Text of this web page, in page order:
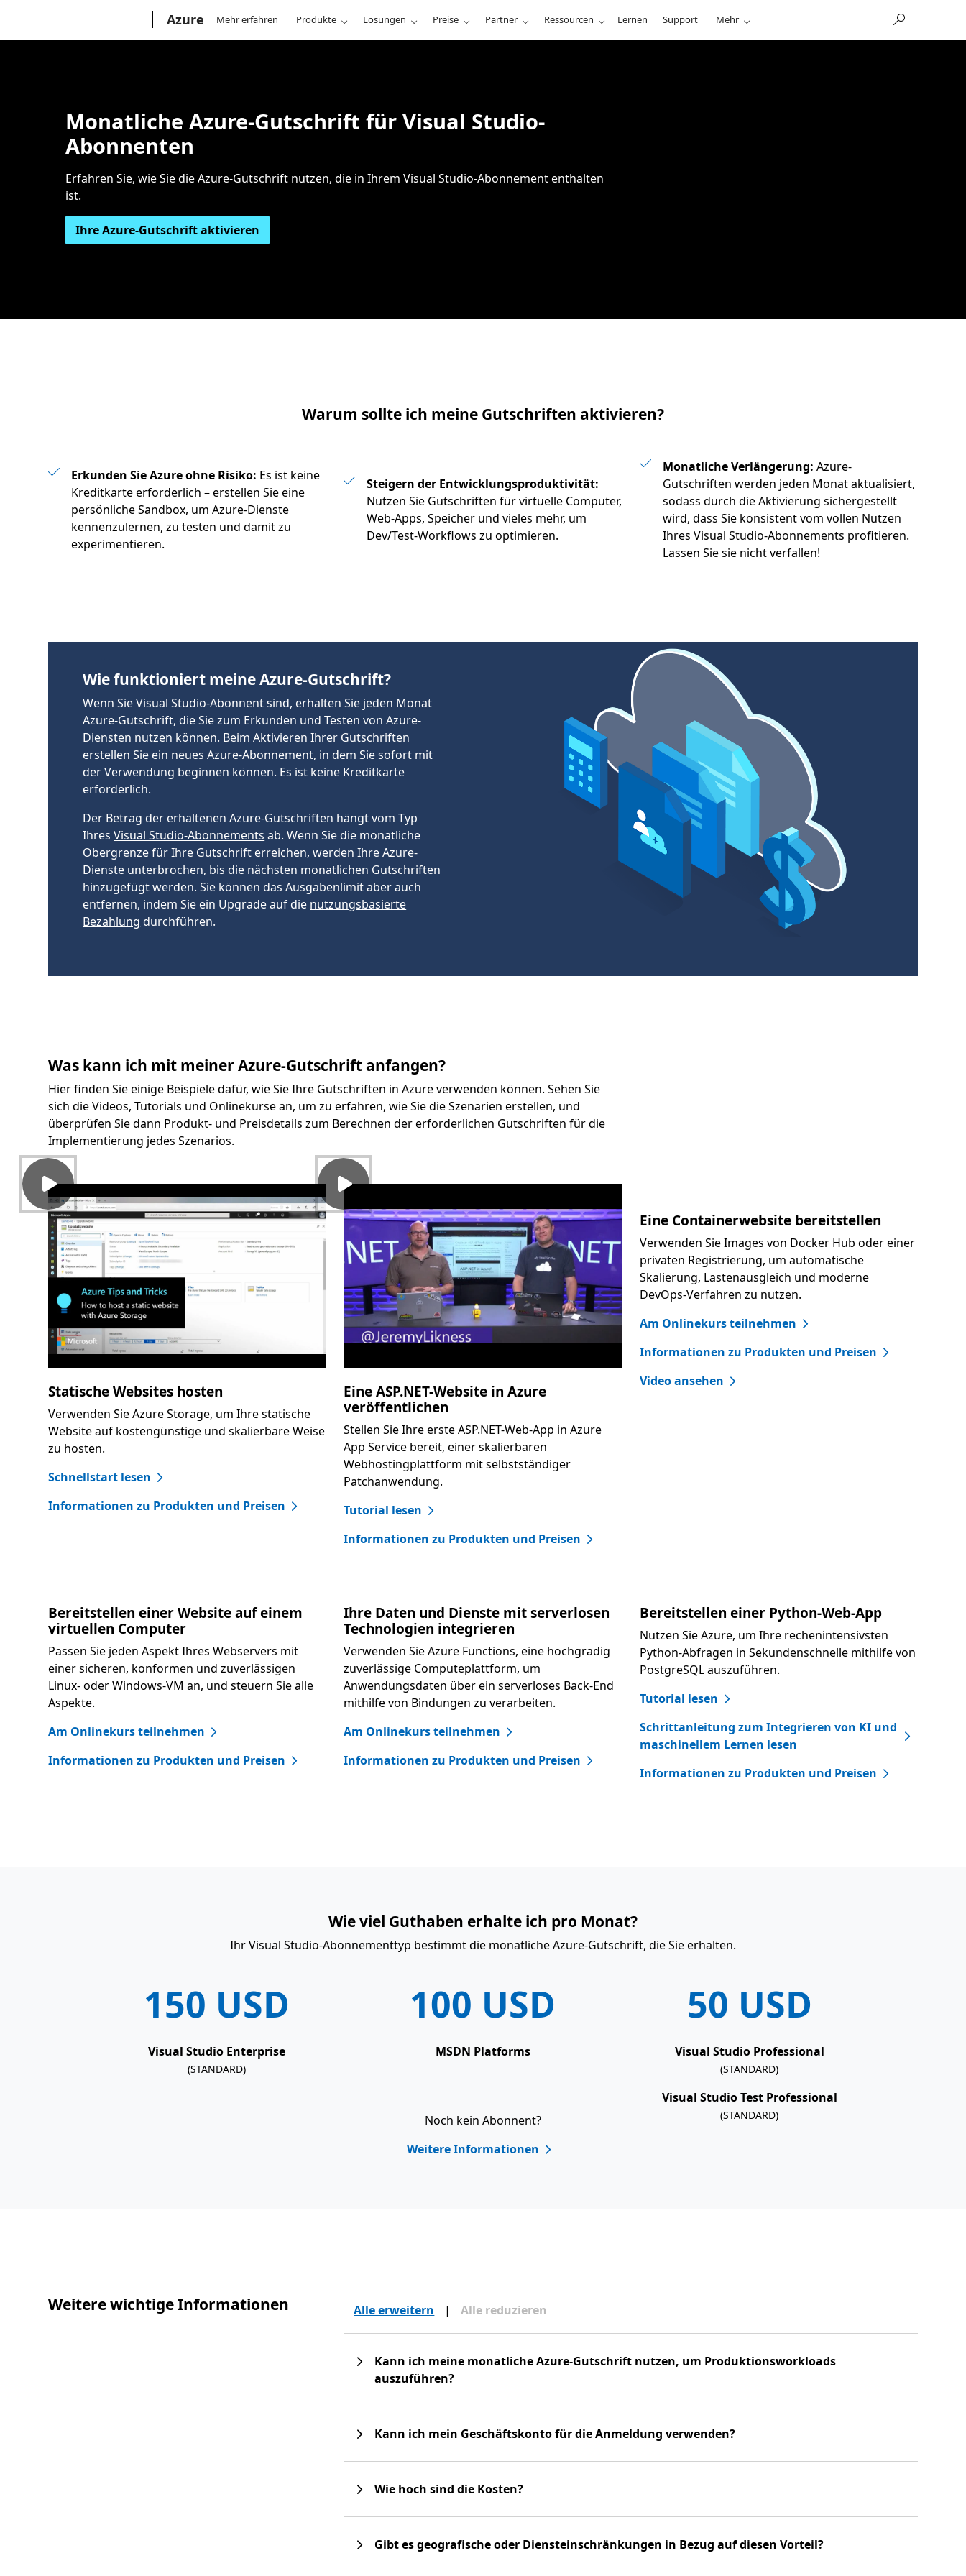
Azure Mehr erfahren Produkte Lösungen Preise Partner Ressourcen Lernen Support Mehr
Monatliche Azure-Gutschrift für Visual Studio-
Abonnenten
Erfahren Sie, wie Sie die Azure-Gutschrift nutzen, die in Ihrem Visual Studio-Abonnement enthalten
ist.
Ihre Azure-Gutschrift aktivieren
Warum sollte ich meine Gutschriften aktivieren?
Erkunden Sie Azure ohne Risiko: Es ist keine
Kreditkarte erforderlich – erstellen Sie eine
persönliche Sandbox, um Azure-Dienste
kennenzulernen, zu testen und damit zu
experimentieren.
Steigern der Entwicklungsproduktivität:
Nutzen Sie Gutschriften für virtuelle Computer,
Web-Apps, Speicher und vieles mehr, um
Dev/Test-Workflows zu optimieren.
Monatliche Verlängerung: Azure-
Gutschriften werden jeden Monat aktualisiert,
sodass durch die Aktivierung sichergestellt
wird, dass Sie konsistent vom vollen Nutzen
Ihres Visual Studio-Abonnements profitieren.
Lassen Sie sie nicht verfallen!
Wie funktioniert meine Azure-Gutschrift?
Wenn Sie Visual Studio-Abonnent sind, erhalten Sie jeden Monat
Azure-Gutschrift, die Sie zum Erkunden und Testen von Azure-
Diensten nutzen können. Beim Aktivieren Ihrer Gutschriften
erstellen Sie ein neues Azure-Abonnement, in dem Sie sofort mit
der Verwendung beginnen können. Es ist keine Kreditkarte
erforderlich.
Der Betrag der erhaltenen Azure-Gutschriften hängt vom Typ
IhresVisual Studio-Abonnements ab. Wenn Sie die monatliche
Obergrenze für Ihre Gutschrift erreichen, werden Ihre Azure-
Dienste unterbrochen, bis die nächsten monatlichen Gutschriften
hinzugefügt werden. Sie können das Ausgabenlimit aber auch
entfernen, indem Sie ein Upgrade auf die nutzungsbasierte
Bezahlung durchführen.
Was kann ich mit meiner Azure-Gutschrift anfangen?
Hier finden Sie einige Beispiele dafür, wie Sie Ihre Gutschriften in Azure verwenden können. Sehen Sie
sich die Videos, Tutorials und Onlinekurse an, um zu erfahren, wie Sie die Szenarien erstellen, und
überprüfen Sie dann Produkt- und Preisdetails zum Berechnen der erforderlichen Gutschriften für die
Implementierung jedes Szenarios.
Statische Websites hosten
Verwenden Sie Azure Storage, um Ihre statische
Website auf kostengünstige und skalierbare Weise
zu hosten.
Schnellstart lesen
Informationen zu Produkten und Preisen
Eine ASP.NET-Website in Azure
veröffentlichen
Stellen Sie Ihre erste ASP.NET-Web-App in Azure
App Service bereit, einer skalierbaren
Webhostingplattform mit selbstständiger
Patchanwendung.
Tutorial lesen
Informationen zu Produkten und Preisen
Eine Containerwebsite bereitstellen
Verwenden Sie Images von Docker Hub oder einer
privaten Registrierung, um automatische
Skalierung, Lastenausgleich und moderne
DevOps-Verfahren zu nutzen.
Am Onlinekurs teilnehmen
Informationen zu Produkten und Preisen
Video ansehen
Bereitstellen einer Website auf einem
virtuellen Computer
Passen Sie jeden Aspekt Ihres Webservers mit
einer sicheren, konformen und zuverlässigen
Linux- oder Windows-VM an, und steuern Sie alle
Aspekte.
Am Onlinekurs teilnehmen
Informationen zu Produkten und Preisen
Ihre Daten und Dienste mit serverlosen
Technologien integrieren
Verwenden Sie Azure Functions, eine hochgradig
zuverlässige Computeplattform, um
Anwendungsdaten über ein serverloses Back-End
mithilfe von Bindungen zu verarbeiten.
Am Onlinekurs teilnehmen
Informationen zu Produkten und Preisen
Bereitstellen einer Python-Web-App
Nutzen Sie Azure, um Ihre rechenintensivsten
Python-Abfragen in Sekundenschnelle mithilfe von
PostgreSQL auszuführen.
Tutorial lesen
Schrittanleitung zum Integrieren von KI und
maschinellem Lernen lesen
Informationen zu Produkten und Preisen
Wie viel Guthaben erhalte ich pro Monat?
Ihr Visual Studio-Abonnementtyp bestimmt die monatliche Azure-Gutschrift, die Sie erhalten.
150 USD
Visual Studio Enterprise
(STANDARD)
100 USD
MSDN Platforms
Noch kein Abonnent?
Weitere Informationen
50 USD
Visual Studio Professional
(STANDARD)
Visual Studio Test Professional
(STANDARD)
Weitere wichtige Informationen Alle erweitern | Alle reduzieren
Kann ich meine monatliche Azure-Gutschrift nutzen, um Produktionsworkloads
auszuführen?
Kann ich mein Geschäftskonto für die Anmeldung verwenden?
Wie hoch sind die Kosten?
Gibt es geografische oder Diensteinschränkungen in Bezug auf diesen Vorteil?